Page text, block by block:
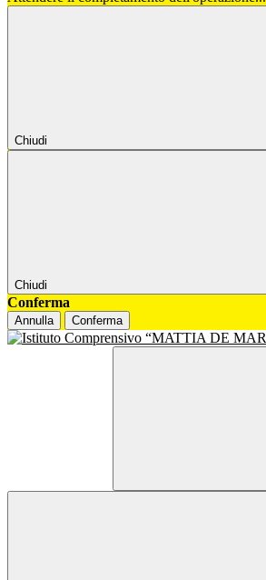
Chiudi
Chiudi
Conferma
Annulla Conferma